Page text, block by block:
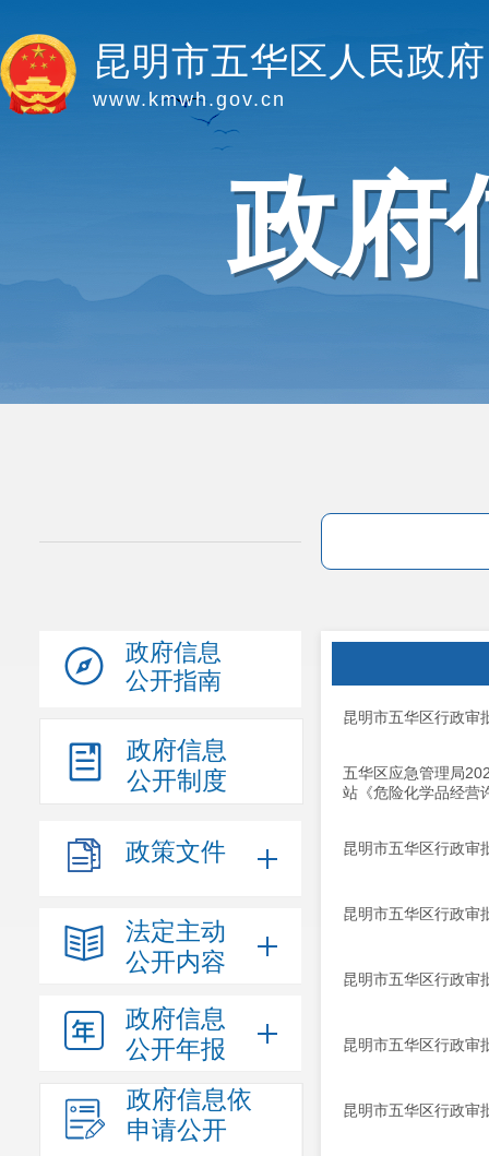
昆明市五华区人民政府
www.kmwh.gov.cn
政府
政府信息
公开指南
政府信息
公开制度
政策文件
法定主动
公开内容
政府信息
公开年报
政府信息依
申请公开
昆明市五华区行政审
五华区应急管理局
站《危险化学品经营
昆明市五华区行政审
昆明市五华区行政审
昆明市五华区行政审
昆明市五华区行政审
昆明市五华区行政审